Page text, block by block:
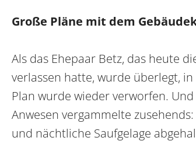
Große Pläne mit dem
Als das Ehepaar Betz, das heute
verlassen hatte, wurde überlegt,
Plan wurde wieder verworfen.
Anwesen vergammelte
und nächtliche Saufgelage